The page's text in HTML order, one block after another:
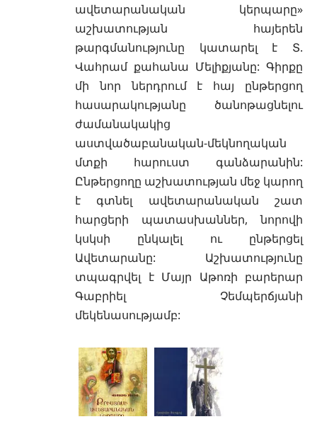
ավետարանական կերպարը»
աշխատության հայերեն
թարգմանությունը կատարել է Տ.
Վահրամ քահանա Մելիքյանը: Գիրքը
մի նոր ներդրում է հայ ընթերցող
հասարակությանը ծանոթացնելու
ժամանակակից
աստվածաբանական-մեկնողական
մտքի հարուստ գանձարանին:
Ընթերցողը աշխատության մեջ կարող
է գտնել ավետարանական շատ
հարցերի պատասխաններ, նորովի
կսկսի ընկալել ու ընթերցել
Ավետարանը: Աշխատությունը
տպագրվել է Մայր Աթոռի բարերար
Գաբրիել Չեմպերճյանի
մեկենասությամբ: